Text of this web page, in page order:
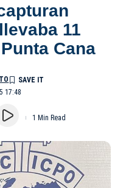
11
Cana
17:48
1 Min Read